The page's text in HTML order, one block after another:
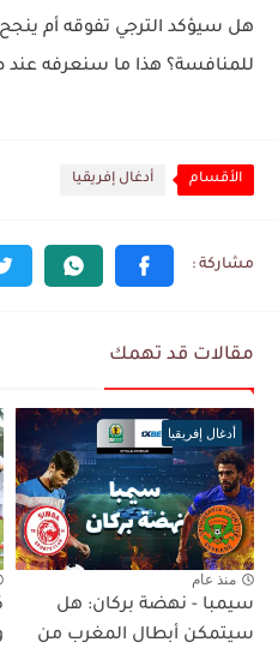
هل سيؤكد الترجي تفوقه أم ينجح
للمنافسة؟ هذا ما سنعرفه عند
الأقسام أدغال إفريقيا
مقالات قد تهمك
أدغال إفريقيا
منذ عام
سيمبا - نهضة بركان: هل
سيتمكن أبطال المغرب من